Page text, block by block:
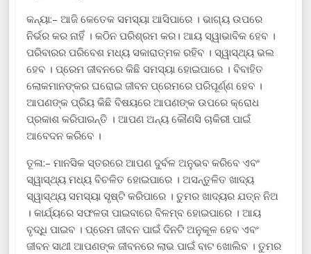
କନ୍ୟା:– ଆଜି କେତେକ ସମସ୍ୟା ଆସିପାରେ । ଭାଗ୍ୟ ଉପରେ
ନିର୍ଭର କର ନାହିଁ । କଠିନ ପରିଶ୍ରମ କର। ଆୟ ସ୍ୱାଭାବିକ ହେବ ।
ପରିବାରର ପରିବେଶ ମଧ୍ୟ ସକାରାତ୍ମକ ରହିବ । ସ୍ୱାସ୍ଥ୍ୟ ଭଲ
ହେବ । ପ୍ରେମ ଜୀବନରେ କିଛି ସମସ୍ୟା ହୋଇପାରେ । ବିବାହିତ
ଲୋକମାନଙ୍କର ଘରୋଇ ଜୀବନ ପ୍ରେମରେ ପରିପୂର୍ଣ୍ଣ ହେବ ।
ଆପଣଙ୍କ ପ୍ରିୟ କିଛି ବିଷୟରେ ଆପଣଙ୍କ ଉପରେ କ୍ରୋଧ
ପ୍ରକାଶ କରିପାରନ୍ତି । ଆପଣ ଅନ୍ୟ କୌଣସି ଚାକିରୀ ପାଇଁ
ଆବେଦନ କରିବେ ।
ତୂଳା:– ମାନସିକ ସ୍ତରରେ ଆପଣ ଦୁର୍ବଳ ଅନୁଭବ କରିବେ ଏବଂ
ସ୍ୱାସ୍ଥ୍ୟ ମଧ୍ୟ ବିଚଳିତ ହୋଇପାରେ । ଅସନ୍ତୁଳିତ ଖାଦ୍ୟ
ସ୍ୱାସ୍ଥ୍ୟ ସମସ୍ୟା ସୃଷ୍ଟି କରିପାରେ । ତୁମର ଖାଦ୍ୟର ଯତ୍ନ ନିଅ
। କାର୍ଯ୍ୟରେ ସଫଳତା ପାଇବାରେ ବିଳମ୍ବ ହୋଇପାରେ । ଆୟ
ବୃଦ୍ଧି ପାଇବ । ପ୍ରେମ ଜୀବନ ପାଇଁ ଦିନଟି ଅନୁକୂଳ ହେବ ଏବଂ
ଜୀବନ ସାଥୀ ଆପଣଙ୍କ ଜୀବନରେ ଲାଭ ପାଇଁ ବାଟ ଖୋଲିବ । ତୁମର